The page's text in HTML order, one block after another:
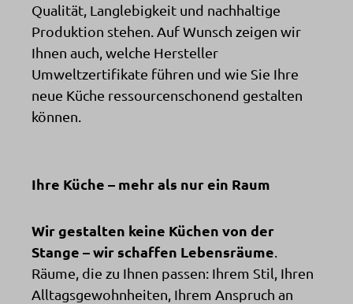
Qualität, Langlebigkeit und nachhaltige
Produktion stehen. Auf Wunsch zeigen wir
Ihnen auch, welche Hersteller
Umweltzertifikate führen und wie Sie Ihre
neue Küche ressourcenschonend gestalten
können.
Ihre Küche – mehr als nur ein Raum
Wir gestalten keine Küchen von der
Stange – wir schaffen Lebensräume
Räume, die zu Ihnen passen: Ihrem Stil, Ihren
Alltagsgewohnheiten, Ihrem Anspruch an